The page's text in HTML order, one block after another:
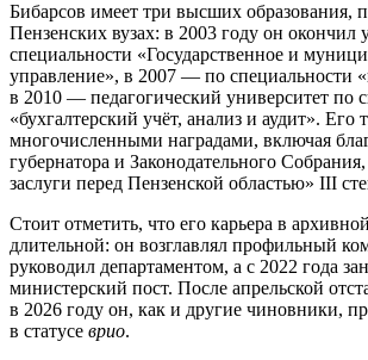
Бибарсов имеет три высших образования,
Пензенских вузах: в 2003 году он окончил
специальности «Государственное и
управление», в 2007 — по специальности
в 2010 — педагогический университет по
«бухгалтерский учёт, анализ и аудит». Его
многочисленными наградами, включая
губернатора и Законодательного
заслуги перед Пензенской областью» III
Стоит отметить, что его карьера в
длительной: он возглавлял профильный
руководил департаментом, а с 2022 года
министерский пост. После апрельской
в 2026 году он, как и другие чиновники,
в статусе врио.